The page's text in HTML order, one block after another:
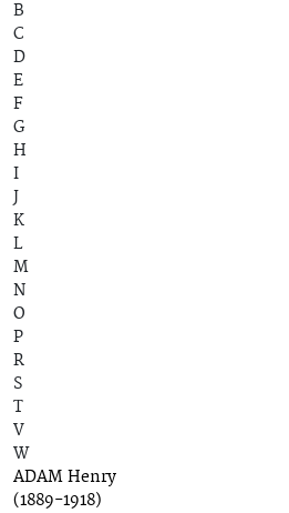
B
C
D
E
F
G
H
I
J
K
L
M
N
O
P
R
S
T
V
W
ADAM Henry
(1889-1918)